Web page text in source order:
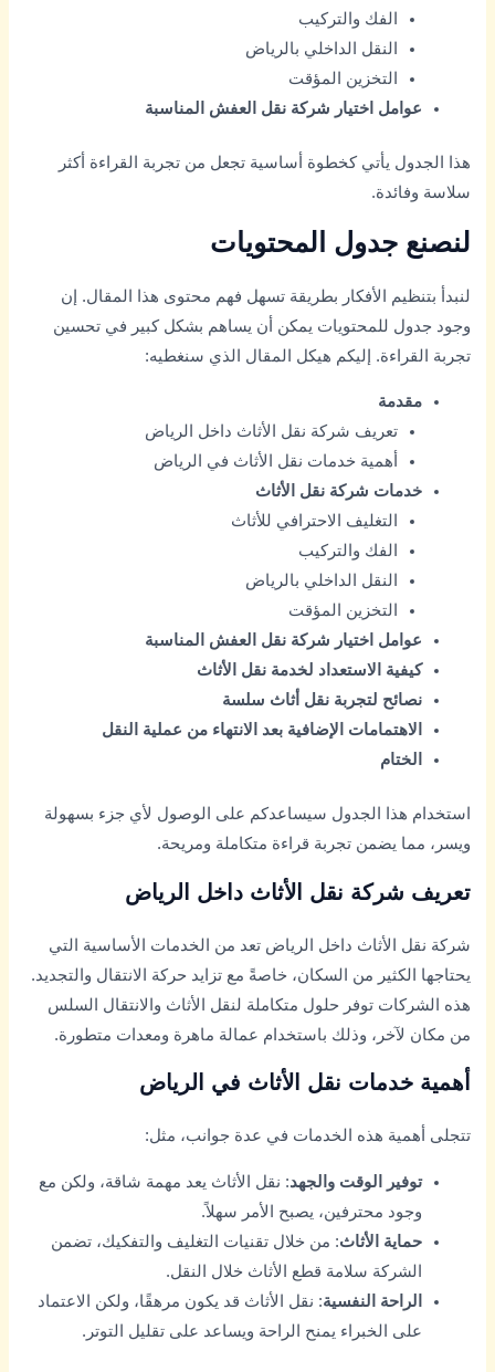
الفك والتركيب
النقل الداخلي بالرياض
التخزين المؤقت
عوامل اختيار شركة نقل العفش المناسبة
هذا الجدول يأتي كخطوة أساسية تجعل من تجربة القراءة أكثر
سلاسة وفائدة.
لنصنع جدول المحتويات
لنبدأ بتنظيم الأفكار بطريقة تسهل فهم محتوى هذا المقال. إن
وجود جدول للمحتويات يمكن أن يساهم بشكل كبير في تحسين
تجربة القراءة. إليكم هيكل المقال الذي سنغطيه:
مقدمة
تعريف شركة نقل الأثاث داخل الرياض
أهمية خدمات نقل الأثاث في الرياض
خدمات شركة نقل الأثاث
التغليف الاحترافي للأثاث
الفك والتركيب
النقل الداخلي بالرياض
التخزين المؤقت
عوامل اختيار شركة نقل العفش المناسبة
كيفية الاستعداد لخدمة نقل الأثاث
نصائح لتجربة نقل أثاث سلسة
الاهتمامات الإضافية بعد الانتهاء من عملية النقل
الختام
استخدام هذا الجدول سيساعدكم على الوصول لأي جزء بسهولة
ويسر، مما يضمن تجربة قراءة متكاملة ومريحة.
تعريف شركة نقل الأثاث داخل الرياض
شركة نقل الأثاث داخل الرياض تعد من الخدمات الأساسية التي
يحتاجها الكثير من السكان، خاصةً مع تزايد حركة الانتقال والتجديد.
هذه الشركات توفر حلول متكاملة لنقل الأثاث والانتقال السلس
من مكان لآخر، وذلك باستخدام عمالة ماهرة ومعدات متطورة.
أهمية خدمات نقل الأثاث في الرياض
تتجلى أهمية هذه الخدمات في عدة جوانب، مثل:
توفير الوقت والجهد: نقل الأثاث يعد مهمة شاقة، ولكن مع
وجود محترفين، يصبح الأمر سهلاً.
حماية الأثاث: من خلال تقنيات التغليف والتفكيك، تضمن
الشركة سلامة قطع الأثاث خلال النقل.
الراحة النفسية: نقل الأثاث قد يكون مرهقًا، ولكن الاعتماد
على الخبراء يمنح الراحة ويساعد على تقليل التوتر.